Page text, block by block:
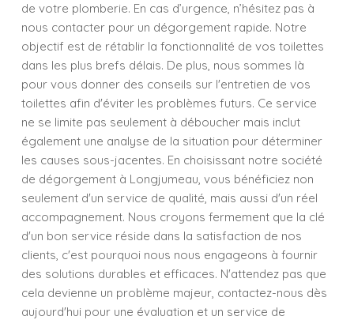
de votre plomberie. En cas d’urgence, n’hésitez pas à
nous contacter pour un dégorgement rapide. Notre
objectif est de rétablir la fonctionnalité de vos toilettes
dans les plus brefs délais. De plus, nous sommes là
pour vous donner des conseils sur l'entretien de vos
toilettes afin d'éviter les problèmes futurs. Ce service
ne se limite pas seulement à déboucher mais inclut
également une analyse de la situation pour déterminer
les causes sous-jacentes. En choisissant notre société
de dégorgement à Longjumeau, vous bénéficiez non
seulement d'un service de qualité, mais aussi d'un réel
accompagnement. Nous croyons fermement que la clé
d'un bon service réside dans la satisfaction de nos
clients, c'est pourquoi nous nous engageons à fournir
des solutions durables et efficaces. N'attendez pas que
cela devienne un problème majeur, contactez-nous dès
aujourd'hui pour une évaluation et un service de